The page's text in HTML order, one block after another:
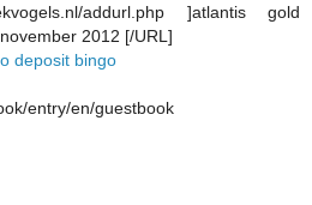
addurl.php ]atlantis gold
2012 [/URL]
deposit bingo
entry/en/guestbook